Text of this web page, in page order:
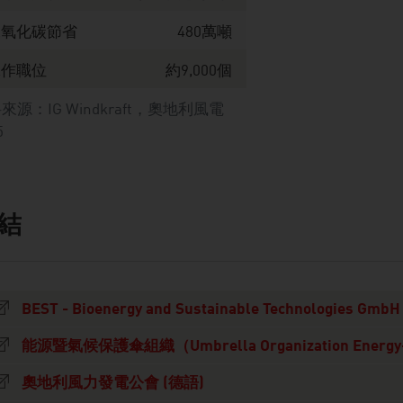
來源：IG Windkraft，奧地利風電
化碳節省 480萬噸
職位 約9,000個
BEST - Bioenergy and Sustainable Technologies GmbH
能源暨氣候保護傘組織（Umbrella Organization
奧地利風力發電公會 (德語)